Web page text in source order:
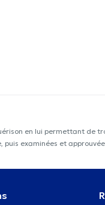
en lui permettant de
examinées et